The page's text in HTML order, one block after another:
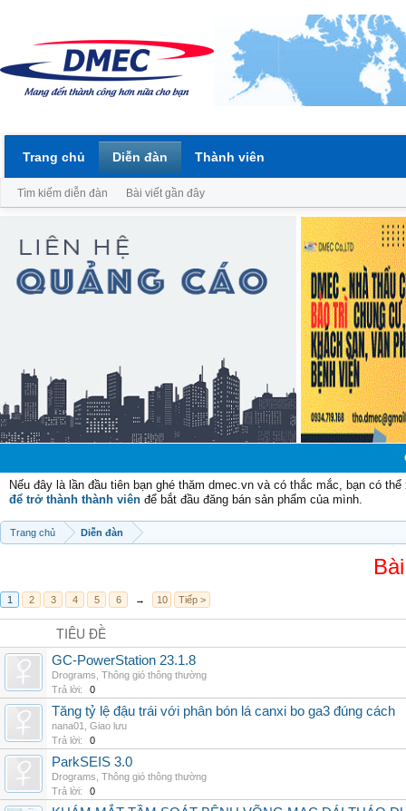
Chào
Nếu đây là lần đầu tiên bạn ghé thăm dmec.vn và có thắc mắc, bạn có
để trở thành thành viên để bắt đầu đăng bán sản phẩm của mình.
Trang chủ Diễn đàn
1 2 3 4 5 6 → 10 Tiếp >
TIÊU ĐỀ
GC-PowerStation 23.1.8
Drograms Thông gió thông thường
Trả lời:
0
Tăng tỷ lệ đậu trái với phân bón lá canxi bo ga3 đúng cách
nana01
Giao lưu
Trả lời:
0
ParkSEIS 3.0
Drograms Thông gió thông thường
Trả lời:
0
Trang chủ Diễn đàn
Tìm kiếm diễn đàn Bài viết gần đây
Thành viên